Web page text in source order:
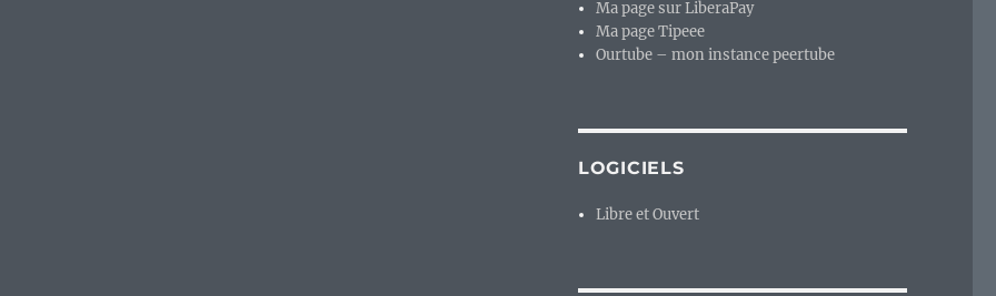
Ma page sur LiberaPay
Ma page Tipeee
Ourtube – mon instance peertube
LOGICIELS
Libre et Ouvert